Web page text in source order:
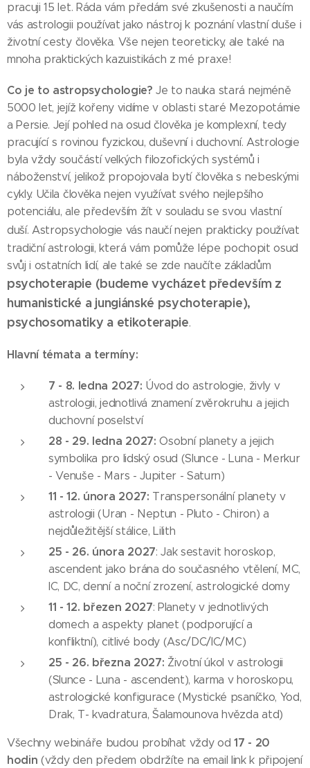
pracuji 15 let. Ráda vám předám své zkušenosti a naučím
vás astrologii používat jako nástroj k poznání vlastní duše i
životní cesty člověka. Vše nejen teoreticky, ale také na
mnoha praktických kazuistikách z mé praxe!
Co je to astropsychologie? Je to nauka stará nejméně
5000 let, jejíž kořeny vidíme v oblasti staré Mezopotámie
a Persie. Její pohled na osud člověka je komplexní, tedy
pracující s rovinou fyzickou, duševní i duchovní. Astrologie
byla vždy součástí velkých filozofických systémů i
náboženství, jelikož propojovala bytí člověka s nebeskými
cykly. Učila člověka nejen využívat svého nejlepšího
potenciálu, ale především žít v souladu se svou vlastní
duší. Astropsychologie vás naučí nejen prakticky používat
tradiční astrologii, která vám pomůže lépe pochopit osud
svůj i ostatních lidí, ale také se zde naučíte základům
psychoterapie (budeme vycházet především z
humanistické a jungiánské psychoterapie),
psychosomatiky a etikoterapie.
Hlavní témata a termíny:
7 - 8. ledna 2027: Úvod do astrologie, živly v
astrologii, jednotlivá znamení zvěrokruhu a jejich
duchovní poselství
28 - 29. ledna 2027: Osobní planety a jejich
symbolika pro lidský osud (Slunce - Luna - Merkur
- Venuše - Mars - Jupiter - Saturn)
11 - 12. února 2027: Transpersonální planety v
astrologii (Uran - Neptun - Pluto - Chiron) a
nejdůležitější stálice, Lilith
25 - 26. února 2027: Jak sestavit horoskop,
ascendent jako brána do současného vtělení, MC,
IC, DC, denní a noční zrození, astrologické domy
11 - 12. březen 2027: Planety v jednotlivých
domech a aspekty planet (podporující a
konfliktní), citlivé body (Asc/DC/IC/MC)
25 - 26. března 2027: Životní úkol v astrologii
(Slunce - Luna - ascendent), karma v horoskopu,
astrologické konfigurace (Mystické psaníčko, Yod,
Drak, T- kvadratura, Šalamounova hvězda atd)
Všechny webináře budou probíhat vždy od17 - 20
hodin (vždy den předem obdržíte na email link k připojení